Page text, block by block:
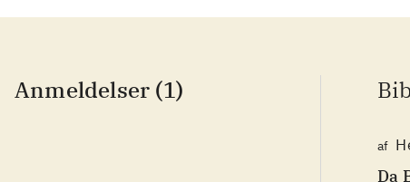
Anmeldelser (1)
af
Da